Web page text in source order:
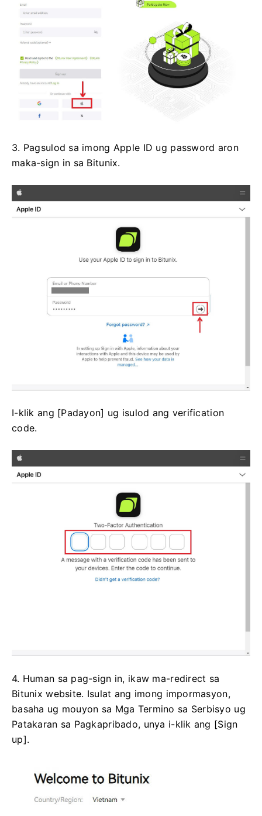
3. Pagsulod sa imong Apple ID ug password aron
maka-sign in sa Bitunix.
I-klik ang [Padayon] ug isulod ang verification
code.
4. Human sa pag-sign in, ikaw ma-redirect sa
Bitunix website. Isulat ang imong impormasyon,
basaha ug mouyon sa Mga Termino sa Serbisyo ug
Patakaran sa Pagkapribado, unya i-klik ang [Sign
up].